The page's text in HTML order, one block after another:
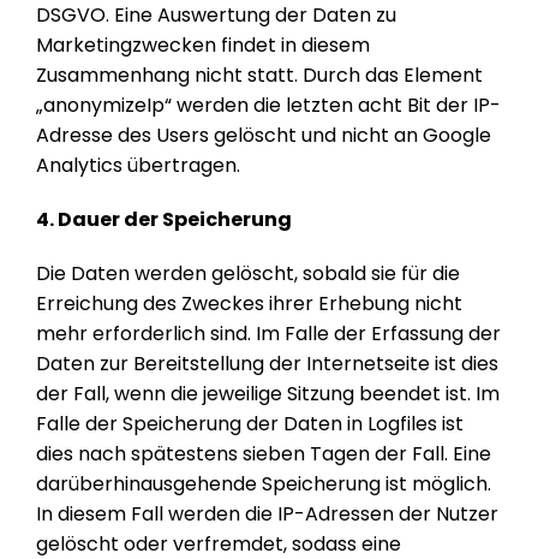
DSGVO. Eine Auswertung der Daten zu
Marketingzwecken findet in diesem
Zusammenhang nicht statt. Durch das Element
„anonymizeIp“ werden die letzten acht Bit der IP-
Adresse des Users gelöscht und nicht an Google
Analytics übertragen.
4. Dauer der Speicherung
Die Daten werden gelöscht, sobald sie für die
Erreichung des Zweckes ihrer Erhebung nicht
mehr erforderlich sind. Im Falle der Erfassung der
Daten zur Bereitstellung der Internetseite ist dies
der Fall, wenn die jeweilige Sitzung beendet ist. Im
Falle der Speicherung der Daten in Logfiles ist
dies nach spätestens sieben Tagen der Fall. Eine
darüberhinausgehende Speicherung ist möglich.
In diesem Fall werden die IP-Adressen der Nutzer
gelöscht oder verfremdet, sodass eine